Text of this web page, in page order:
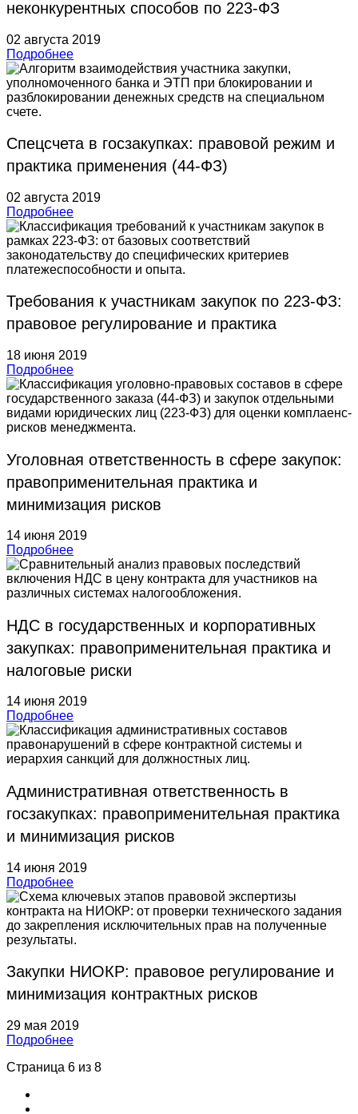
неконкурентных способов по 223-ФЗ
02 августа 2019
Подробнее
Спецсчета в госзакупках: правовой режим и
практика применения (44-ФЗ)
02 августа 2019
Подробнее
Требования к участникам закупок по 223-ФЗ:
правовое регулирование и практика
18 июня 2019
Подробнее
Уголовная ответственность в сфере закупок:
правоприменительная практика и
минимизация рисков
14 июня 2019
Подробнее
НДС в государственных и корпоративных
закупках: правоприменительная практика и
налоговые риски
14 июня 2019
Подробнее
Административная ответственность в
госзакупках: правоприменительная практика
и минимизация рисков
14 июня 2019
Подробнее
Закупки НИОКР: правовое регулирование и
минимизация контрактных рисков
29 мая 2019
Подробнее
Страница 6 из 8